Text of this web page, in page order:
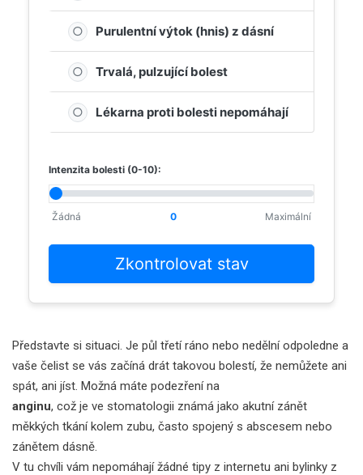
○ Purulentní výtok (hnis) z dásní
○ Trvalá, pulzující bolest
○ Lékarna proti bolesti nepomáhají
Intenzita bolesti (0-10):
Žádná 0 Maximální
Zkontrolovat stav
Představte si situaci. Je půl třetí ráno nebo nedělní odpoledne a
vaše čelist se vás začíná drát takovou bolestí, že nemůžete ani
spát, ani jíst. Možná máte podezření na
anginu, což je ve stomatologii známá jako akutní zánět
měkkých tkání kolem zubu, často spojený s abscesem nebo
zánětem dásně.
V tu chvíli vám nepomáhají žádné tipy z internetu ani bylinky z